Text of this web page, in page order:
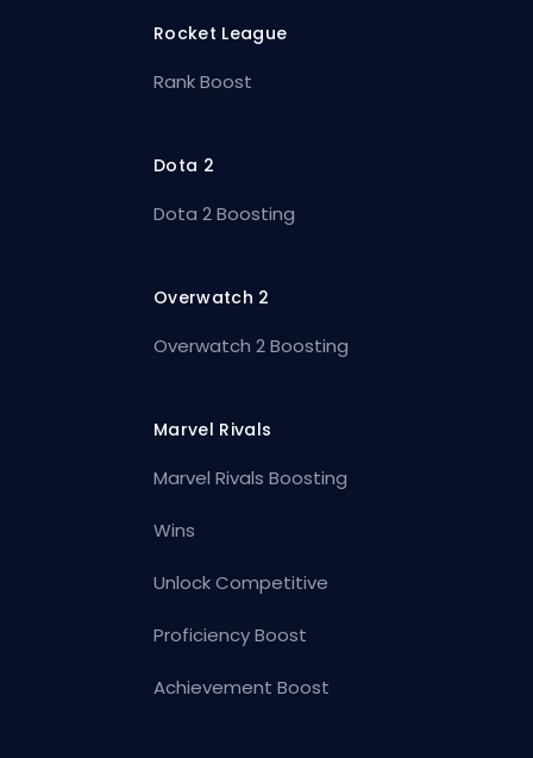
Rocket League
Rank Boost
Dota 2
Dota 2 Boosting
Overwatch 2
Overwatch 2 Boosting
Marvel Rivals
Marvel Rivals Boosting
Wins
Unlock Competitive
Proficiency Boost
Achievement Boost